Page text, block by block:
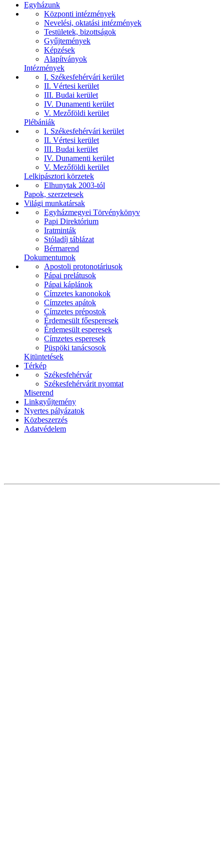
Egyházunk
Központi intézmények
Nevelési, oktatási intézmények
Testületek, bizottságok
Gyűjtemények
Képzések
Alapítványok
Intézmények
I. Székesfehérvári kerület
II. Vértesi kerület
III. Budai kerület
IV. Dunamenti kerület
V. Mezőföldi kerület
Plébániák
I. Székesfehérvári kerület
II. Vértesi kerület
III. Budai kerület
IV. Dunamenti kerület
V. Mezőföldi kerület
Lelkipásztori körzetek
Elhunytak 2003-tól
Papok, szerzetesek
Világi munkatársak
Egyházmegyei Törvénykönyv
Papi Direktórium
Iratminták
Stóladíj táblázat
Bérmarend
Dokumentumok
Apostoli protonotáriusok
Pápai prelátusok
Pápai káplánok
Címzetes kanonokok
Címzetes apátok
Címzetes prépostok
Érdemesült főesperesek
Érdemesült esperesek
Címzetes esperesek
Püspöki tanácsosok
Kitüntetések
Térkép
Székesfehérvár
Székesfehérvárit nyomtat
Miserend
Linkgyűjtemény
Nyertes pályázatok
Közbeszerzés
Adatvédelem